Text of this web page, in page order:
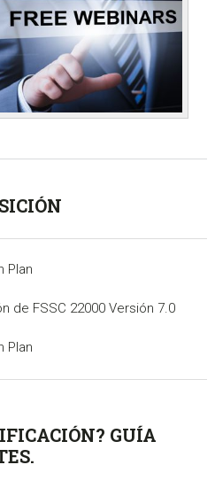
Plan
de FSSC 22000 Versión 7.0
Plan
GUÍA